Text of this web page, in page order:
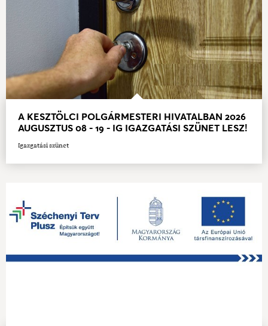
A KESZTÖLCI POLGÁRMESTERI HIVATALBAN 2026
AUGUSZTUS 08 - 19 - IG IGAZGATÁSI SZÜNET LESZ!
Igazgatási szünet